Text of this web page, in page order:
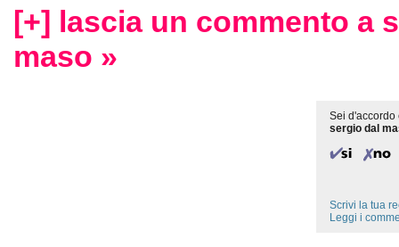
[+] lascia un commento a
maso »
Sei d'accordo
sergio dal
Scrivi la tua
Leggi i